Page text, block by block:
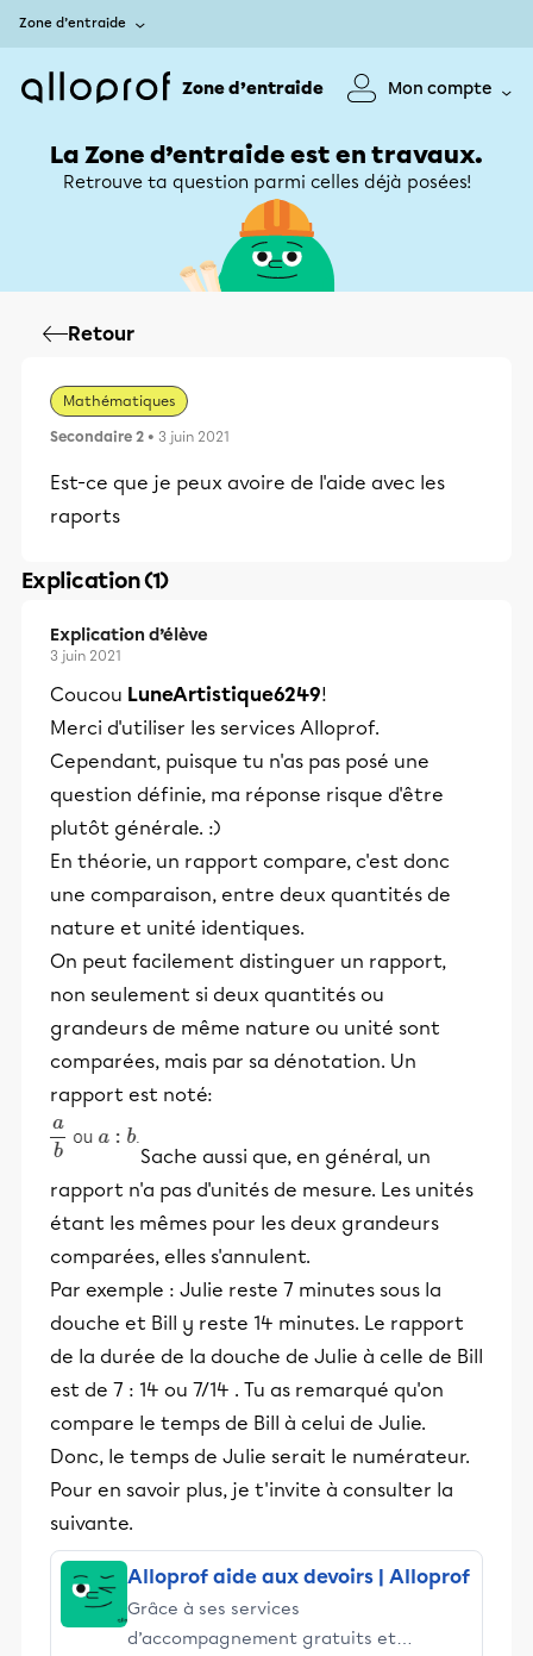
Zone d’entraide
Zone d’entraide Mon compte
La Zone d’entraide est en travaux.
Retrouve ta question parmi celles déjà posées!
Retour
Mathématiques
Secondaire 2 • 3 juin 2021
Est-ce que je peux avoire de l'aide avec les
raports
Explication (1)
Explication d’élève
3 juin 2021
Coucou LuneArtistique6249!
Merci d'utiliser les services Alloprof.
Cependant, puisque tu n'as pas posé une
question définie, ma réponse risque d'être
plutôt générale. :)
En théorie, un rapport compare, c'est donc
une comparaison, entre deux quantités de
nature et unité identiques.
On peut facilement distinguer un rapport,
non seulement si deux quantités ou
grandeurs de même nature ou unité sont
comparées, mais par sa dénotation. Un
rapport est noté:
Sache aussi que, en général, un
rapport n'a pas d'unités de mesure. Les unités
étant les mêmes pour les deux grandeurs
comparées, elles s'annulent.
Par exemple : Julie reste 7 minutes sous la
douche et Bill y reste 14 minutes. Le rapport
de la durée de la douche de Julie à celle de Bill
est de 7 : 14 ou 7/14 . Tu as remarqué qu'on
compare le temps de Bill à celui de Julie.
Donc, le temps de Julie serait le numérateur.
Pour en savoir plus, je t'invite à consulter la
suivante.
Alloprof aide aux devoirs | Alloprof
Grâce à ses services
d’accompagnement gratuits et